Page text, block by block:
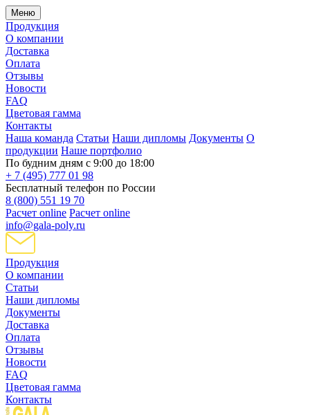
Меню
Продукция
О компании
Доставка
Оплата
Отзывы
Новости
FAQ
Цветовая гамма
Контакты
Наша команда Статьи Наши дипломы Документы О
продукции Наше портфолио
По будним дням с 9:00 до 18:00
+ 7 (495) 777 01 98
Бесплатный телефон по России
8 (800) 551 19 70
Расчет online Расчет online
info@gala-poly.ru
Продукция
О компании
Статьи
Наши дипломы
Документы
Доставка
Оплата
Отзывы
Новости
FAQ
Цветовая гамма
Контакты